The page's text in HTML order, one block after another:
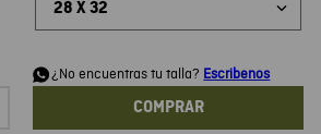
28 X 32
¿No encuentras tu talla? Escribenos
COMPRAR